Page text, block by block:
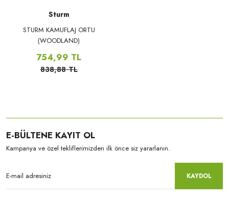
Sturm
STURM KAMUFLAJ ORTU
(WOODLAND)
754,99 TL
838,88 TL
E-BÜLTENE KAYIT OL
Kampanya ve özel tekliflerimizden ilk önce siz yararlanın.
KAYDOL